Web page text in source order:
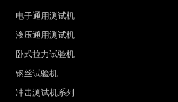
电子通用测试机
液压通用测试机
卧式拉力试验机
钢丝试验机
冲击测试机系列